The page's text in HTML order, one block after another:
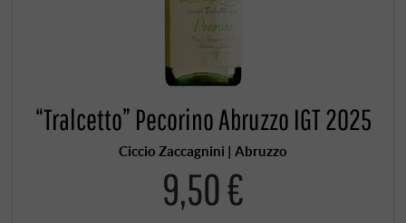
“Tralcetto” Pecorino Abruzzo IGT 2025
Ciccio Zaccagnini | Abruzzo
9,50 €